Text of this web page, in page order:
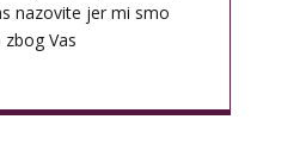
nazovite jer mi smo
Vas